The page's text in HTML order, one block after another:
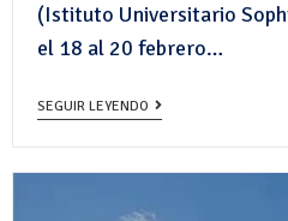
(Istituto Universitario
el 18 al 20 febrero…
SEGUIR LEYENDO